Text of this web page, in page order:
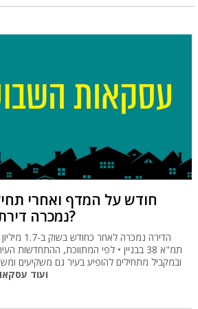
חודש על המדף ואחרי
נמכרה דירת 3 חדרים בבת ים?
הדירה
תמ"א 38 בבניין • לפי המתווכת,
ובמקביל מתחילים להופיע בעיר גם משקיעים